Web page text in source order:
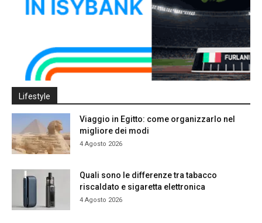
Lifestyle
Viaggio in Egitto: come organizzarlo nel
migliore dei modi
4 Agosto 2026
Quali sono le differenze tra tabacco
riscaldato e sigaretta elettronica
4 Agosto 2026